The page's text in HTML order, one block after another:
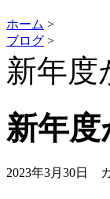
ホーム >
ブログ >
新年度
新年
2023年3月30日